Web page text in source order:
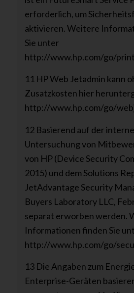
erforderlich, um
aktivieren. Weitere
Sie unter
http://www.hp.com/go/
11 HP Web Jetadmin kann
Zusatzkosten hier
http://www.hp.com/go/
12 Basierend auf der
Untersuchung von
von HP (Device Security
2015) und dem Solutions
JetAdvantage Security
Buyers Laboratory LLC,
separat erworben werden.
Informationen finden Sie
http://www.hp.com/go/
13 Die Angaben zum
Enterprise-Geräten